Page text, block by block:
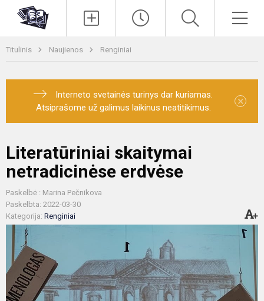
Titulinis Naujienos Renginiai
Interneto svetainės turinys dar kuriamas.
Atsiprašome už galimus laikinus neatitikimus.
×
Literatūriniai skaitymai
netradicinėse erdvėse
Paskelbė : Marina Pečnikova
Paskelbta: 2022-03-30
Kategorija: Renginiai